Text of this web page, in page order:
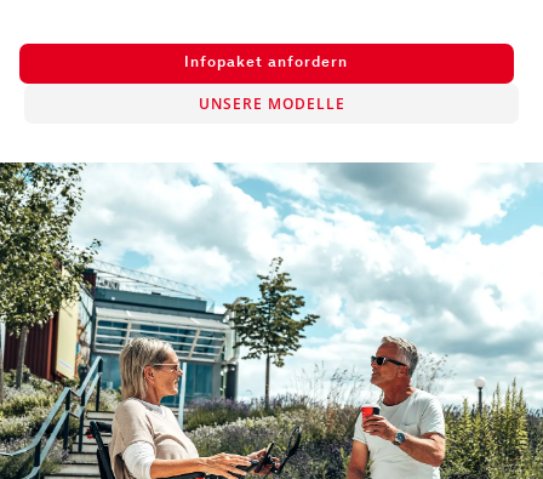
Infopaket anfordern
UNSERE MODELLE